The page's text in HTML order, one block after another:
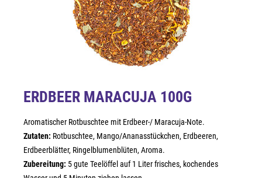
ERDBEER MARACUJA 100G
Aromatischer Rotbuschtee mit Erdbeer-/ Maracuja-Note.
Zutaten: Rotbuschtee, Mango/Ananasstückchen, Erdbeeren,
Erdbeerblätter, Ringelblumenblüten, Aroma.
Zubereitung: 5 gute Teelöffel auf 1 Liter frisches, kochendes